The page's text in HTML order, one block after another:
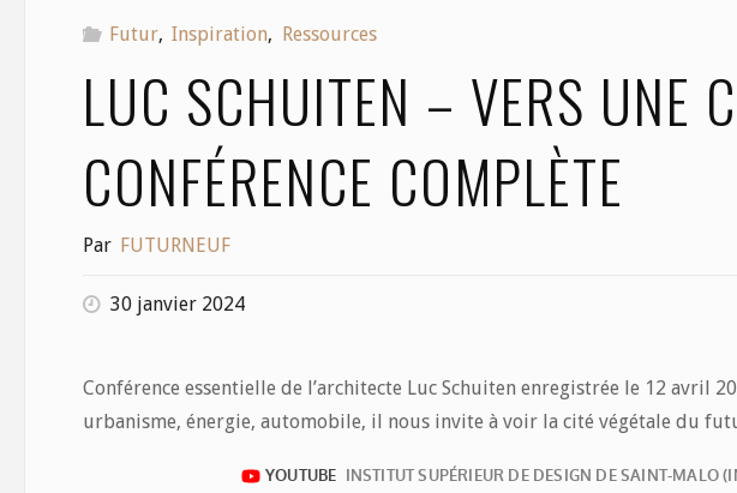
Futur, Inspiration, Ressources
LUC SCHUITEN – VERS UNE
CONFÉRENCE COMPLÈTE
Par FUTURNEUF
30 janvier 2024
Conférence essentielle de l’architecte Luc Schuiten enregistrée le 12 avril
urbanisme, énergie, automobile, il nous invite à voir la cité végétale du